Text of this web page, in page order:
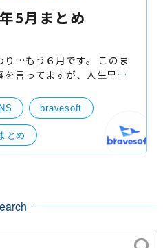
5月まとめ
り…もう６月です。 このま
言ってますが、人生早い
勤できなかった１ヶ月で
bravesoft
まとめ